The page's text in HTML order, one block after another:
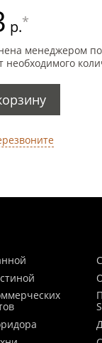
р.*
менеджером
необходимого